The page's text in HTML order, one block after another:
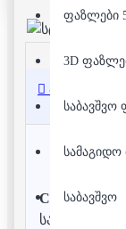
ფაზლები
3D
საბავშვო
სამაგიდო
საბავშვო
აღწერა
Camp Nou -
საშინაო